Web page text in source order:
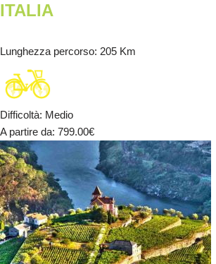
ITALIA
Lunghezza percorso: 205 Km
Difficoltà: Medio
A partire da: 799.00€